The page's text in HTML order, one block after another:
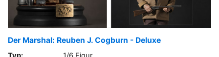
Der Marshal: Reuben J. Cogburn - Deluxe